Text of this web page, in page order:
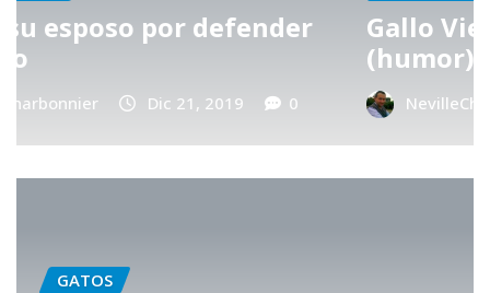
Gallo Viejo vs Gallo Joven
NevilleCharbonnier Abr 30, 2017 0
GATOS